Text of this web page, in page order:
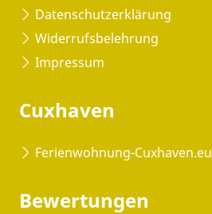
Datenschutzerklärung
Widerrufsbelehrung
Impressum
Cuxhaven
Ferienwohnung-Cuxhaven.eu
Bewertungen